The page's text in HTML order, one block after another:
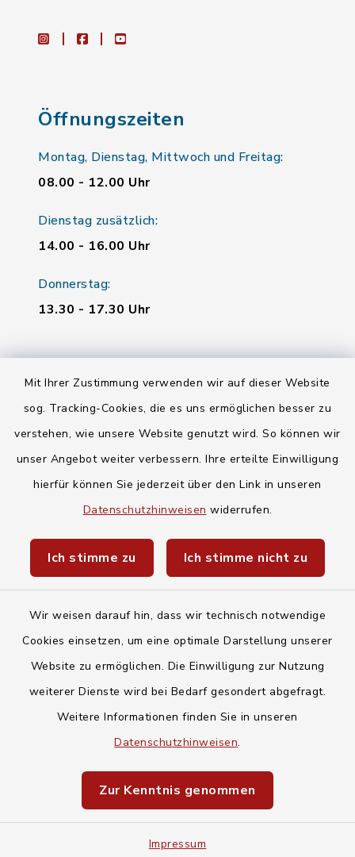
Mit Ihrer Zustimmung verwenden wir auf dieser Website
sog. Tracking-Cookies, die es uns ermöglichen besser zu
verstehen, wie unsere Website genutzt wird. So können wir
unser Angebot weiter verbessern. Ihre erteilte Einwilligung
hierfür können Sie jederzeit über den Link in unseren
Datenschutzhinweisen widerrufen.
Ich stimme zu Ich stimme nicht zu
Wir weisen darauf hin, dass wir technisch notwendige
Cookies einsetzen, um eine optimale Darstellung unserer
Website zu ermöglichen. Die Einwilligung zur Nutzung
weiterer Dienste wird bei Bedarf gesondert abgefragt.
Weitere Informationen finden Sie in unseren
Datenschutzhinweisen.
Zur Kenntnis genommen
Impressum
instagramfacebookyoutube
Öffnungszeiten
Montag, Dienstag, Mittwoch und Freitag:
08.00 - 12.00 Uhr
Dienstag zusätzlich:
14.00 - 16.00 Uhr
Donnerstag:
13.30 - 17.30 Uhr
Quicklinks
Landratsamt Regensburg
Energiemonitor
Baby- und Kindersitterdienst
Unwetterwarnungen des Deutschen
Wetterdiensts
Barrierefreiheit
Impressum
Sitemap